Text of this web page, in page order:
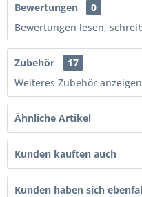
Bewertungen
0
Bewertungen lesen,
Zubehör
17
Weiteres Zubehör
Ähnliche Artikel
Kunden kauften auch
Kunden haben sich